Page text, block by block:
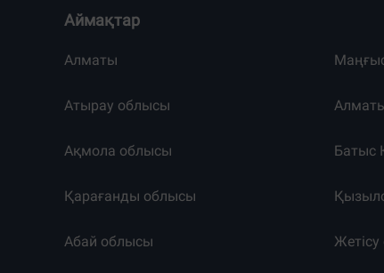
Аймақтар
Алматы
Атырау облысы
Ақмола облысы Батыс
Қарағанды облысы
Абай облысы